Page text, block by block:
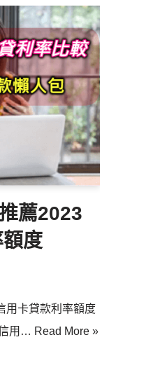
薦2023
度
用卡貸款利率額度
用… Read More »